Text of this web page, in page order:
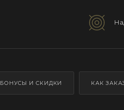
БОНУСЫ И СКИДКИ КАК